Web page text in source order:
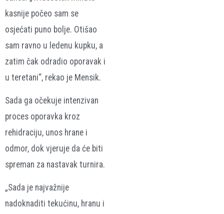
kasnije počeo sam se
osjećati puno bolje. Otišao
sam ravno u ledenu kupku, a
zatim čak odradio oporavak i
u teretani“, rekao je Mensik.
Sada ga očekuje intenzivan
proces oporavka kroz
rehidraciju, unos hrane i
odmor, dok vjeruje da će biti
spreman za nastavak turnira.
„Sada je najvažnije
nadoknaditi tekućinu, hranu i